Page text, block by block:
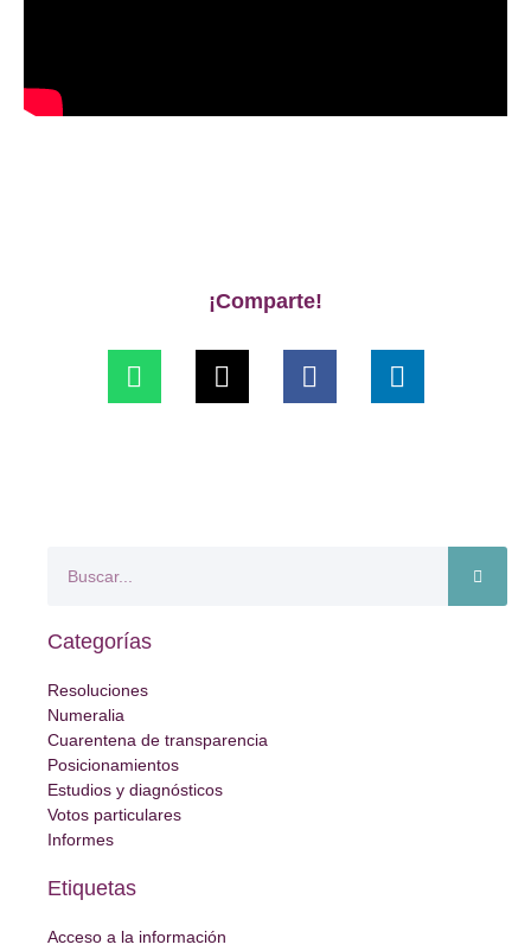
¡Comparte!
Categorías
Resoluciones
Numeralia
Cuarentena de transparencia
Posicionamientos
Estudios y diagnósticos
Votos particulares
Informes
Etiquetas
Acceso a la información